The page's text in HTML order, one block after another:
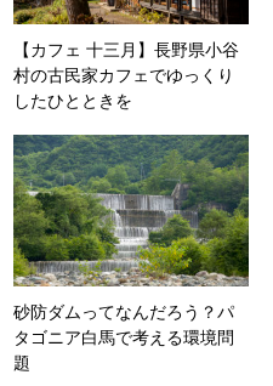
【カフェ 十三月】長野県小谷
村の古民家カフェでゆっくり
したひとときを
砂防ダムってなんだろう？パ
タゴニア白馬で考える環境問
題